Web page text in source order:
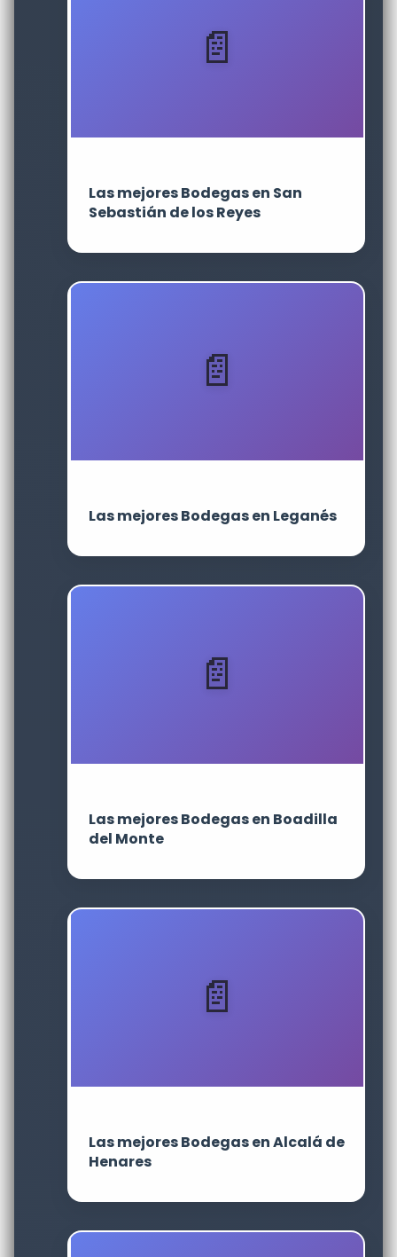
Las mejores Bodegas en San
Sebastián de los Reyes
Las mejores Bodegas en Leganés
Las mejores Bodegas en Boadilla
del Monte
Las mejores Bodegas en Alcalá de
Henares